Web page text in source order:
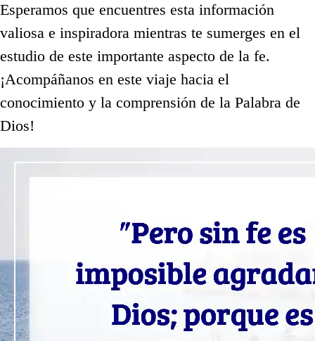
Esperamos que encuentres esta información
valiosa e inspiradora mientras te sumerges en el
estudio de este importante aspecto de la fe.
¡Acompáñanos en este viaje hacia el
conocimiento y la comprensión de la Palabra de
Dios!